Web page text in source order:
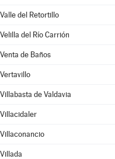
Valle del Retortillo
Velilla del Río Carrión
Venta de Baños
Vertavillo
Villabasta de Valdavia
Villacidaler
Villaconancio
Villada